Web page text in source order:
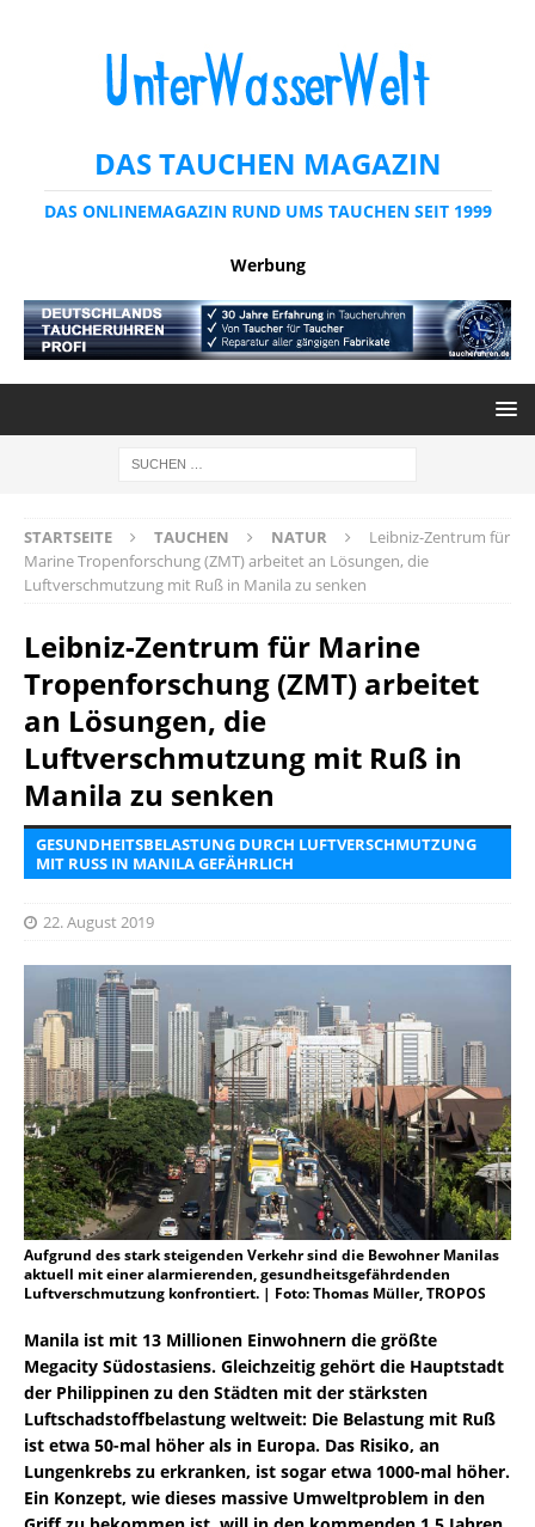
DAS TAUCHEN MAGAZIN
DAS ONLINEMAGAZIN RUND UMS TAUCHEN SEIT 1999
Werbung
STARTSEITE TAUCHEN NATUR
Leibniz-Zentrum für
Marine Tropenforschung (ZMT) arbeitet an Lösungen, die
Luftverschmutzung mit Ruß in Manila zu senken
Leibniz-Zentrum für Marine
Tropenforschung (ZMT) arbeitet
an Lösungen, die
Luftverschmutzung mit Ruß in
Manila zu senken
GESUNDHEITSBELASTUNG DURCH LUFTVERSCHMUTZUNG
MIT RUSS IN MANILA GEFÄHRLICH
22. August 2019
Aufgrund des stark steigenden Verkehr sind die Bewohner Manilas
aktuell mit einer alarmierenden, gesundheitsgefährdenden
Luftverschmutzung konfrontiert. | Foto: Thomas Müller, TROPOS
Manila ist mit 13 Millionen Einwohnern die größte
Megacity Südostasiens. Gleichzeitig gehört die Hauptstadt
der Philippinen zu den Städten mit der stärksten
Luftschadstoffbelastung weltweit: Die Belastung mit Ruß
ist etwa 50-mal höher als in Europa. Das Risiko, an
Lungenkrebs zu erkranken, ist sogar etwa 1000-mal höher.
Ein Konzept, wie dieses massive Umweltproblem in den